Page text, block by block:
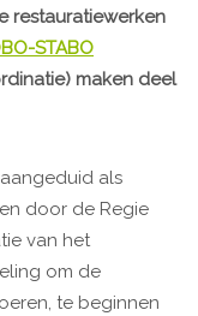
restauratiewerken
STABO
maken deel
aangeduid als
door de Regie
van het
om de
te beginnen